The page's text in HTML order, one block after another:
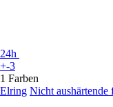
24h
+-3
1 Farben
Elring Nicht aushärtende